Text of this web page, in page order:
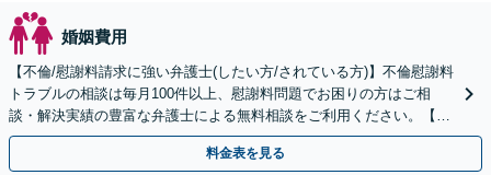
婚姻費用
【不倫/慰謝料請求に強い弁護士(したい方/されている方)】不倫慰謝料
トラブルの相談は毎月100件以上、慰謝料問題でお困りの方はご相
談・解決実績の豊富な弁護士による無料相談をご利用ください。【不
倫相談は初回0円】【全国対応】
料金表を見る